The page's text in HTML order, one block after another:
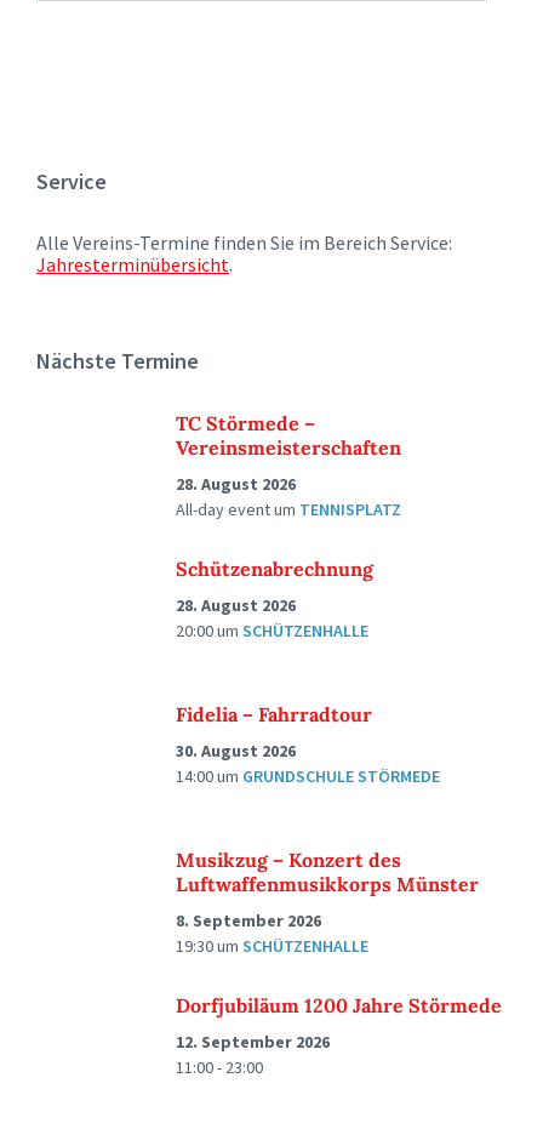
Service
Alle Vereins-Termine finden Sie im Bereich Service:
Jahresterminübersicht.
Nächste Termine
TC Störmede –
Vereinsmeisterschaften
28. August 2026
All-day eventum TENNISPLATZ
Schützenabrechnung
28. August 2026
20:00um SCHÜTZENHALLE
Fidelia – Fahrradtour
30. August 2026
14:00um GRUNDSCHULE STÖRMEDE
Musikzug – Konzert des
Luftwaffenmusikkorps Münster
8. September 2026
19:30um SCHÜTZENHALLE
Dorfjubiläum 1200 Jahre Störmede
12. September 2026
11:00 - 23:00